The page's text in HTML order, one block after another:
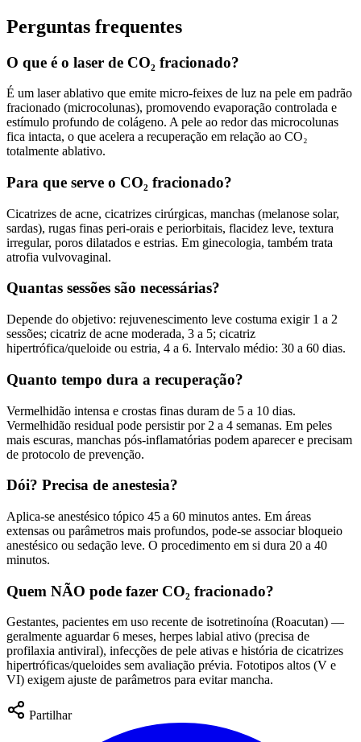
Perguntas frequentes
O que é o laser de CO₂ fracionado?
É um laser ablativo que emite micro-feixes de luz na pele em padrão
fracionado (microcolunas), promovendo evaporação controlada e
estímulo profundo de colágeno. A pele ao redor das microcolunas
fica intacta, o que acelera a recuperação em relação ao CO₂
totalmente ablativo.
Para que serve o CO₂ fracionado?
Cicatrizes de acne, cicatrizes cirúrgicas, manchas (melanose solar,
sardas), rugas finas peri-orais e periorbitais, flacidez leve, textura
irregular, poros dilatados e estrias. Em ginecologia, também trata
atrofia vulvovaginal.
Quantas sessões são necessárias?
Depende do objetivo: rejuvenescimento leve costuma exigir 1 a 2
sessões; cicatriz de acne moderada, 3 a 5; cicatriz
hipertrófica/queloide ou estria, 4 a 6. Intervalo médio: 30 a 60 dias.
Quanto tempo dura a recuperação?
Vermelhidão intensa e crostas finas duram de 5 a 10 dias.
Vermelhidão residual pode persistir por 2 a 4 semanas. Em peles
mais escuras, manchas pós-inflamatórias podem aparecer e precisam
de protocolo de prevenção.
Dói? Precisa de anestesia?
Aplica-se anestésico tópico 45 a 60 minutos antes. Em áreas
extensas ou parâmetros mais profundos, pode-se associar bloqueio
anestésico ou sedação leve. O procedimento em si dura 20 a 40
minutos.
Quem NÃO pode fazer CO₂ fracionado?
Gestantes, pacientes em uso recente de isotretinoína (Roacutan) —
geralmente aguardar 6 meses, herpes labial ativo (precisa de
profilaxia antiviral), infecções de pele ativas e história de cicatrizes
hipertróficas/queloides sem avaliação prévia. Fototipos altos (V e
VI) exigem ajuste de parâmetros para evitar mancha.
Partilhar